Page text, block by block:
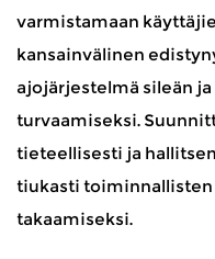
varmistamaan
kansainvälinen
ajojärjestelmä sileän
turvaamiseksi.
tieteellisesti ja
tiukasti
takaamiseksi.